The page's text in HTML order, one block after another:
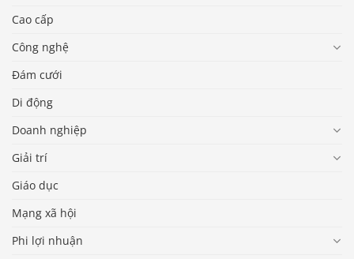
Cao cấp
Công nghệ
Đám cưới
Di động
Doanh nghiệp
Giải trí
Giáo dục
Mạng xã hội
Phi lợi nhuận